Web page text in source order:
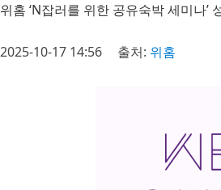
위홈 ‘N잡러를 위한 공유숙박 세미나’
2025-10-17 14:56 출처: 위홈